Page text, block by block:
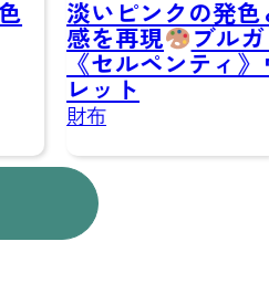
淡いピンクの発色
感を再現 ブルガ
《セルペンティ》
レット
財布